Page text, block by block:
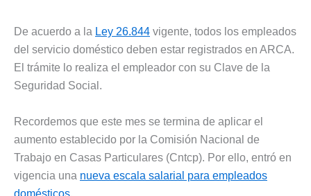
De acuerdo a la Ley 26.844 vigente, todos los empleados
del servicio doméstico deben estar registrados en ARCA.
El trámite lo realiza el empleador con su Clave de la
Seguridad Social.
Recordemos que este mes se termina de aplicar el
aumento establecido por la Comisión Nacional de
Trabajo en Casas Particulares (Cntcp). Por ello, entró en
vigencia una nueva escala salarial para empleados
domésticos.